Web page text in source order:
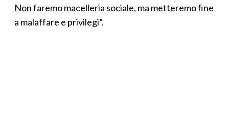
Non faremo macelleria sociale, ma metteremo fine
a malaffare e privilegi”.